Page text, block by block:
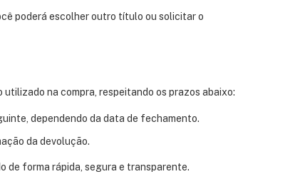
poderá escolher outro título ou solicitar o
na compra, respeitando os prazos abaixo:
dependendo da data de fechamento.
da devolução.
de forma rápida, segura e transparente.